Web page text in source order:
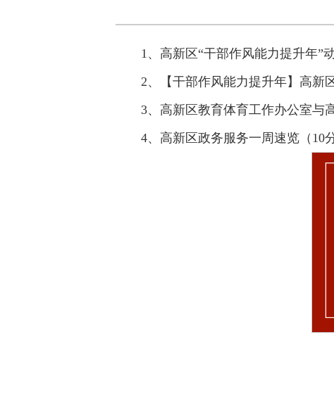
1、高新区“干部作风能力提升年”
2、【干部作风能力提升年】高新
3、高新区教育体育工作办公室与
4、高新区政务服务一周速览（10